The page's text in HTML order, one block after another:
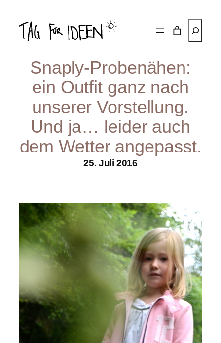
Inhalt
springen
Snaply-Probenähen:
ein Outfit ganz nach
unserer Vorstellung.
Und ja… leider auch
dem Wetter angepasst.
25. Juli 2016